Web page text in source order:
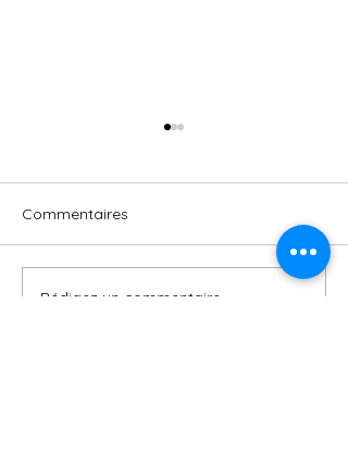
Nagare (流れ) signifie « le
Commentaires
Rédigez un commentaire...